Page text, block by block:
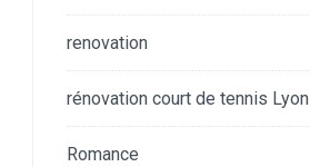
renovation
rénovation court de tennis Lyon
Romance